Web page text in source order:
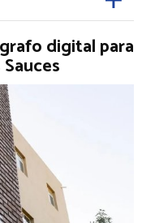
digital para